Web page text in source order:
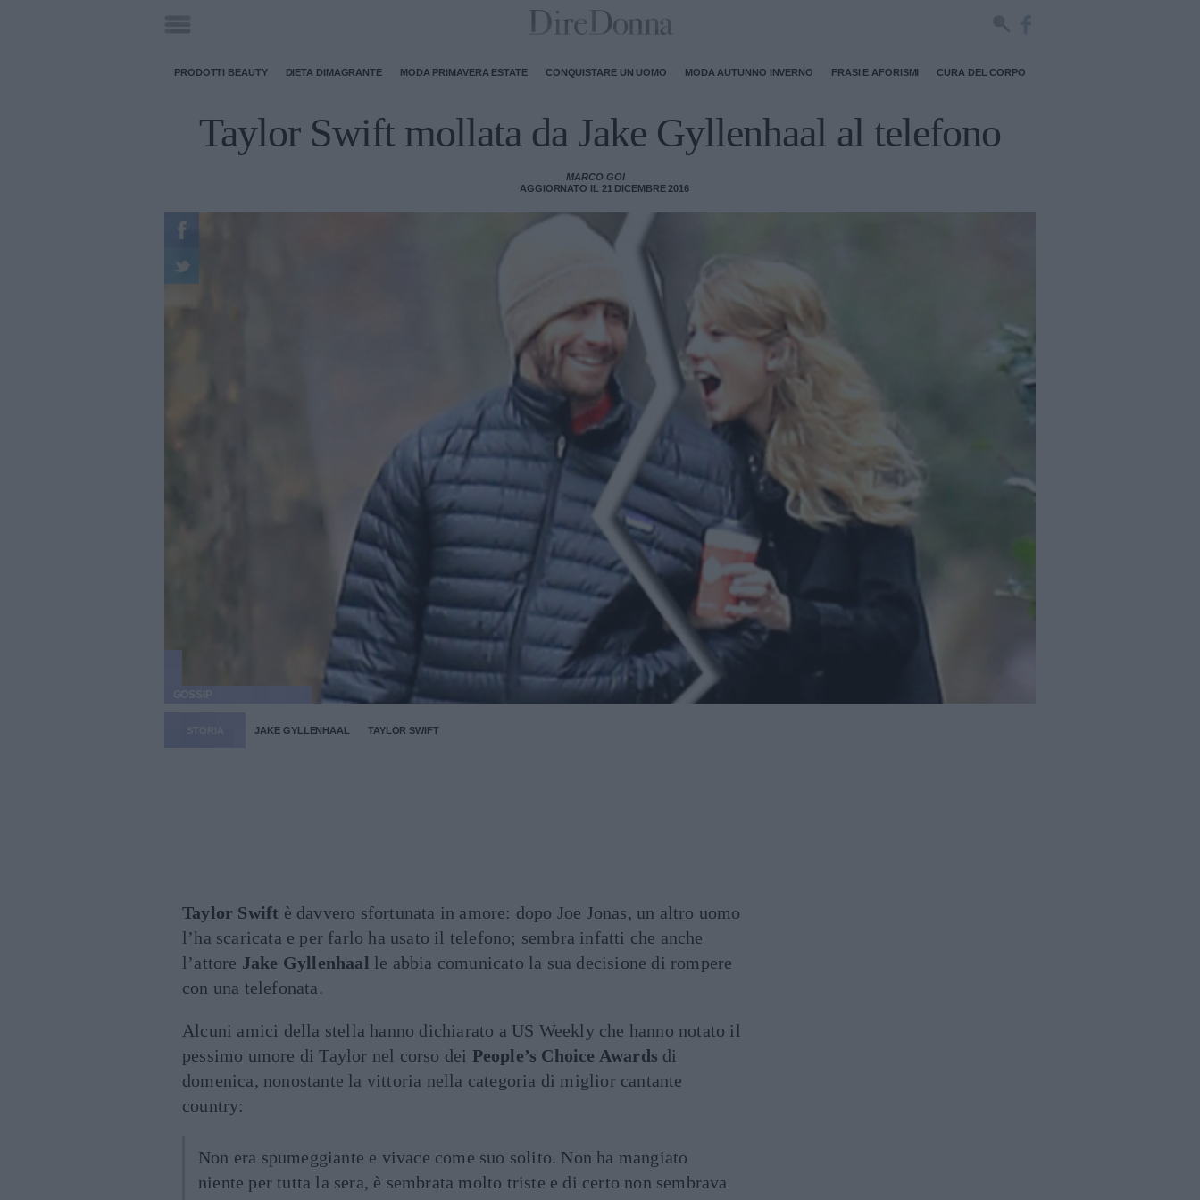
PRODOTTI BEAUTY DIETA DIMAGRANTE MODA PRIMAVERA ESTATE CONQUISTARE UN UOMO MODA AUTUNNO INVERNO FRASI E AFORISMI CURA DEL CORPO
Taylor Swift mollata da Jake Gyllenhaal al telefono
MARCO GOI
AGGIORNATO IL 21 DICEMBRE 2016
JAKE GYLLENHAAL TAYLOR SWIFT
Taylor Swift è davvero sfortunata in amore: dopo Joe Jonas, un altro uomo
l’ha scaricata e per farlo ha usato il telefono; sembra infatti che anche
l’attore Jake Gyllenhaal le abbia comunicato la sua decisione di rompere
con una telefonata.
Alcuni amici della stella hanno dichiarato a US Weekly che hanno notato il
pessimo umore di Taylor nel corso dei People’s Choice Awards di
domenica, nonostante la vittoria nella categoria di miglior cantante
country:
Non era spumeggiante e vivace come suo solito. Non ha mangiato
niente per tutta la sera, è sembrata molto triste e di certo non sembrava